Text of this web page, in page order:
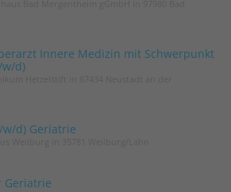
Innere Medizin mit Schwerpunkt
d)
d) Geriatrie
Geriatrie